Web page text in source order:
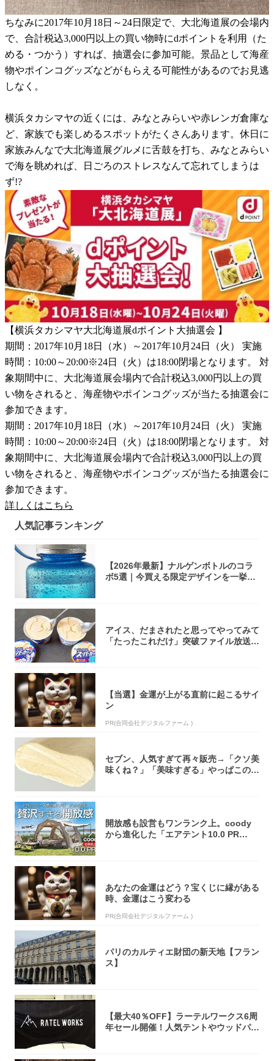
ちなみに2017年10月18日～24日限定で、大北海道展の会場内
で、合計税込3,000円以上の買い物時にdポイントを利用（た
める・つかう）すれば、抽選会に参加可能。景品として海産
物やポインコグッズなどがもらえる可能性があるのでお見逃
しなく。
横浜タカシマヤの近くには、みなとみらいや赤レンガ倉庫な
ど、家族でも楽しめるスポットがたくさんあります。休日に
家族みんなで大北海道展グルメに舌鼓を打ち、みなとみらい
で海を眺めれば、日ごろのストレスなんて忘れてしまうは
ず!?
【横浜タカシマヤ大北海道展dポイント大抽選会 】
期間：2017年10月18日（水）～2017年10月24日（火） 実施
時間：10:00～20:00※24日（火）は18:00閉場となります。 対
象期間中に、大北海道展会場内で合計税込3,000円以上の買
い物をされると、海産物やポインコグッズが当たる抽選会に
参加できます。
期間：2017年10月18日（水）～2017年10月24日（火） 実施
時間：10:00～20:00※24日（火）は18:00閉場となります。 対
象期間中に、大北海道展会場内で合計税込3,000円以上の買
い物をされると、海産物やポインコグッズが当たる抽選会に
参加できます。
詳しくはこちら
人気記事ランキング
【2026年最新】ナルゲンボトルのコラ
ボ5選｜今買える限定デザインを一挙紹
アイス、だまされたと思ってやってみて
「たったこれだけ」突破ファイル放送で
【当選】金運が上がる直前に起こるサイ
ン
PR(合同会社デジタルファーム )
セブン、人気すぎて再々販売→「クソ美
味くね？」「美味すぎる」やっぱこのク
開放感も設営もワンランク上。coody
から進化した「エアテント10.0 PR
あなたの金運はどう？宝くじに縁がある
時、金運はこう変わる
PR(合同会社デジタルファーム )
パリのカルティエ財団の新天地【フラン
ス】
【最大40％OFF】ラーテルワークス6周
年セール開催！人気テントやウッドパネ